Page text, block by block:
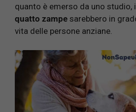
quanto è emerso da uno studio,
quatto zampe sarebbero in
vita delle persone anziane.